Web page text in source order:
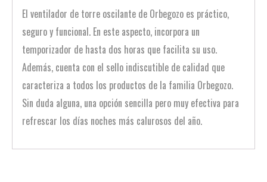
El ventilador de torre oscilante de Orbegozo es práctico,
seguro y funcional. En este aspecto, incorpora un
temporizador de hasta dos horas que facilita su uso.
Además, cuenta con el sello indiscutible de calidad que
caracteriza a todos los productos de la familia Orbegozo.
Sin duda alguna, una opción sencilla pero muy efectiva para
refrescar los días noches más calurosos del año.